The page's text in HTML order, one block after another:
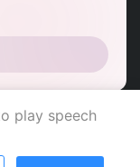
play speech